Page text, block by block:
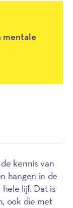
mentale
kennis van
hangen in de
lijf. Dat is
ook die met